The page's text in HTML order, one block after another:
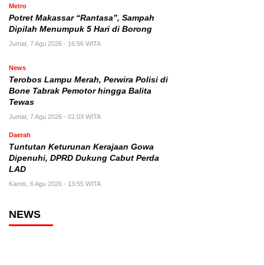
Metro
Potret Makassar “Rantasa”, Sampah
Dipilah Menumpuk 5 Hari di Borong
Jumat, 7 Agu 2026 - 16:56 WITA
News
Terobos Lampu Merah, Perwira Polisi di
Bone Tabrak Pemotor hingga Balita
Tewas
Jumat, 7 Agu 2026 - 01:03 WITA
Daerah
Tuntutan Keturunan Kerajaan Gowa
Dipenuhi, DPRD Dukung Cabut Perda
LAD
Kamis, 6 Agu 2026 - 13:55 WITA
NEWS